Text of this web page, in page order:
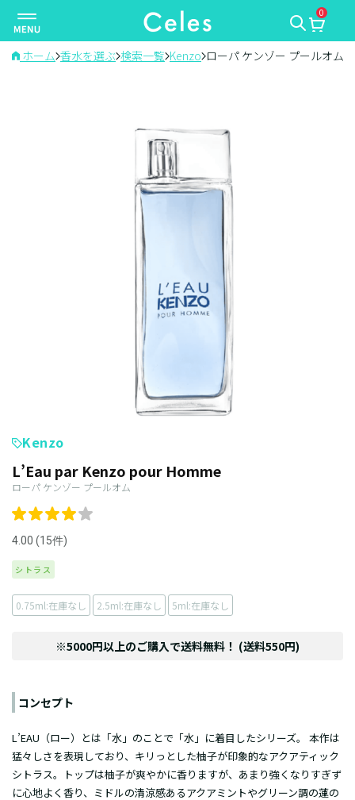
ナ
ビ
ゲ
0
ホーム 香水を選ぶ 検索一覧 Kenzo ローパ ケンゾー プールオム
Kenzo
L’Eau par Kenzo pour Homme
ローパ ケンゾー プールオム
4.00 (15件)
シトラス
0.75ml:在庫なし 2.5ml:在庫なし 5ml:在庫なし
※5000円以上のご購入で送料無料！ (送料550円)
コンセプト
L’EAU（ロー）とは「水」のことで「水」に着目したシリーズ。 本作は
猛々しさを表現しており、キリっとした柚子が印象的なアクアティック
シトラス。トップは柚子が爽やかに香りますが、あまり強くなりすぎず
に心地よく香り、ミドルの清涼感あるアクアミントやグリーン調の蓮の